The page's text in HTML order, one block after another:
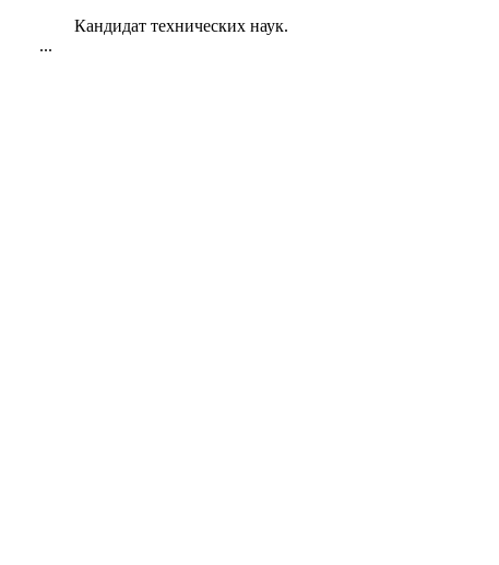
Кандидат технических наук.
...